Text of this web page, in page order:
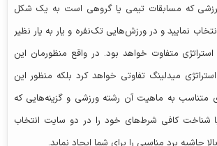
ورزشی که مسابقات تیمی یا گروهی است به یک شکل
نمایید و در ورزش‌هایی تک‌نفره و یار به یار نظیر
متفاوت خواهد بود. در واقع منظورمان این
میدلینگ تفاوتی خواهد کرد بلکه منظور این
متناسب به ماهیت آن رشته ورزشی و گزینه‌هایی که
شناخت کافی شرط‌های خود را در دو سایت انتخاب
حاشیه برد مناسبی را برای شما ایجاد نماید.